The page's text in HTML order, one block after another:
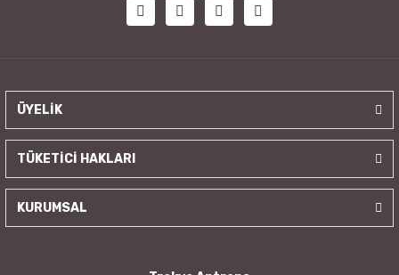
ÜYELİK
TÜKETİCİ HAKLARI
KURUMSAL